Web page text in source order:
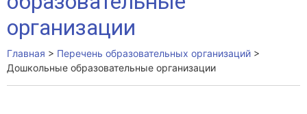
организации
Главная > Перечень образовательных организаций >
Дошкольные образовательные организации